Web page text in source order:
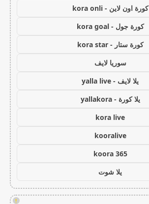
كورة اون لاين - kora onli
كورة جول - kora goal
كورة ستار - kora star
سوريا لايف
يلا لايف - yalla live
يلا كورة - yallakora
kora live
kooralive
koora 365
يلا شوت
!